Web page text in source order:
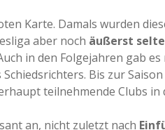
e
r
Karte. Damals wurden
aber noch äußerst
in den Folgejahren gab
Bis zur
teilnehmende Clubs in
an, nicht zuletzt nach